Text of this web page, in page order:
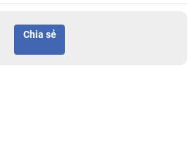
Chia sẻ